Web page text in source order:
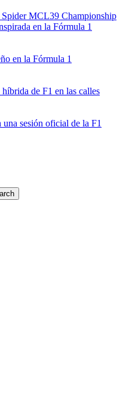
MCL39 Championship
en la Fórmula 1
en la Fórmula 1
de F1 en las calles
sesión oficial de la F1